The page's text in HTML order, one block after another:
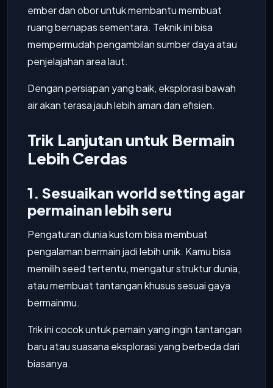
ember dan obor untuk membantu membuat
ruang bernapas sementara. Teknik ini bisa
mempermudah pengambilan sumber daya atau
penjelajahan area laut.
Dengan persiapan yang baik, eksplorasi bawah
air akan terasa jauh lebih aman dan efisien.
Trik Lanjutan untuk Bermain
Lebih Cerdas
1. Sesuaikan world setting agar
permainan lebih seru
Pengaturan dunia kustom bisa membuat
pengalaman bermain jadi lebih unik. Kamu bisa
memilih seed tertentu, mengatur struktur dunia,
atau membuat tantangan khusus sesuai gaya
bermainmu.
Trik ini cocok untuk pemain yang ingin tantangan
baru atau suasana eksplorasi yang berbeda dari
biasanya.